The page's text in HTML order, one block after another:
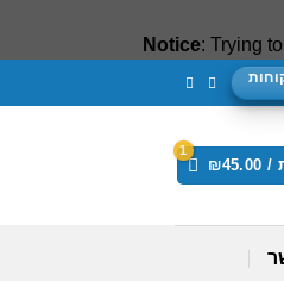
Notice: Trying
/
₪45.00